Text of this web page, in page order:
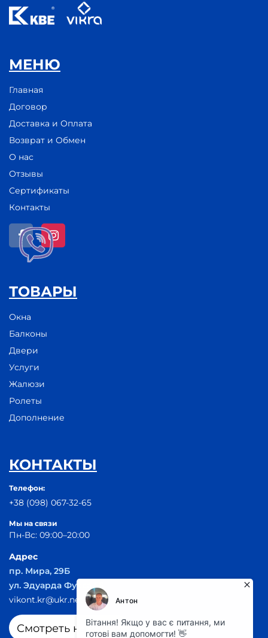
МЕНЮ
Главная
Договор
Доставка и Оплата
Возврат и Обмен
О нас
Отзывы
Сертификаты
Контакты
ТОВАРЫ
Окна
Балконы
Двери
Услуги
Жалюзи
Ролеты
Дополнение
КОНТАКТЫ
Телефон:
+38 (098) 067-32-65
Мы на связи
Пн-Вс: 09:00–20:00
Адрес
пр. Мира, 29Б
ул. Эдуарда Фукса 55
vikont.kr@ukr.net
Смотреть на карте